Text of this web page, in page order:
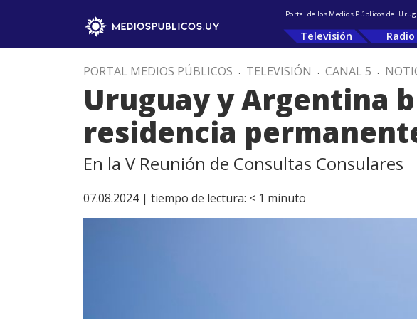
Portal de los Medios Públicos del
Televisión Radio
PORTAL MEDIOS PÚBLICOS . TELEVISIÓN . CANAL 5 .
Uruguay y Argentina
residencia
En la V Reunión de Consultas Consulares
07.08.2024 | tiempo de lectura: < 1 minuto